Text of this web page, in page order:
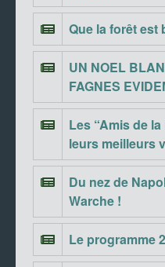
Que la forêt est
UN NOEL
FAGNES
Les “Amis de
leurs meilleurs
Du nez de
Warche !
Le programme